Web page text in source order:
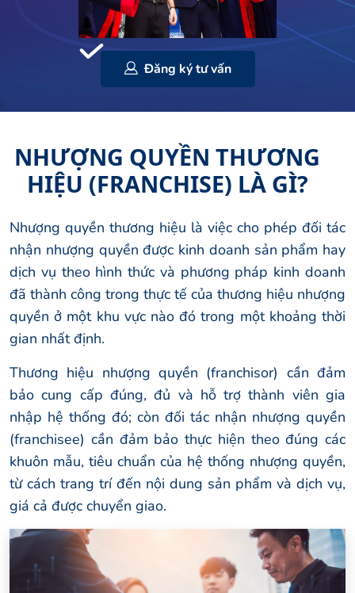
Đăng ký tư vấn
;
NHƯỢNG QUYỀN THƯƠNG
HIỆU (FRANCHISE) LÀ GÌ?
Nhượng quyền thương hiệu là việc cho phép đối tác
nhận nhượng quyền được kinh doanh sản phẩm hay
dịch vụ theo hình thức và phương pháp kinh doanh
đã thành công trong thực tế của thương hiệu nhượng
quyền ở một khu vực nào đó trong một khoảng thời
gian nhất định.
Thương hiệu nhượng quyền (franchisor) cần đảm
bảo cung cấp đúng, đủ và hỗ trợ thành viên gia
nhập hệ thống đó; còn đối tác nhận nhượng quyền
(franchisee) cần đảm bảo thực hiện theo đúng các
khuôn mẫu, tiêu chuẩn của hệ thống nhượng quyền,
từ cách trang trí đến nội dung sản phẩm và dịch vụ,
giá cả được chuyển giao.